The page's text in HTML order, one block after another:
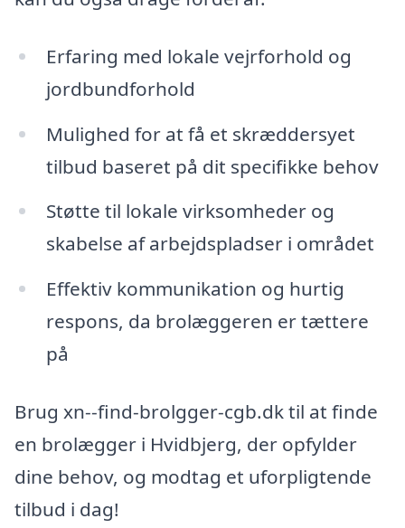
Erfaring med lokale vejrforhold og
jordbundforhold
Mulighed for at få et skræddersyet
tilbud baseret på dit specifikke behov
Støtte til lokale virksomheder og
skabelse af arbejdspladser i området
Effektiv kommunikation og hurtig
respons, da brolæggeren er tættere
på
Brug xn--find-brolgger-cgb.dk til at finde
en brolægger i Hvidbjerg, der opfylder
dine behov, og modtag et uforpligtende
tilbud i dag!